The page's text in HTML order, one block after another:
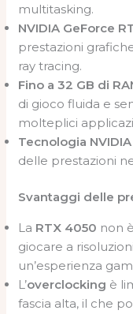
multitasking.
NVIDIA GeForce
prestazioni
ray tracing.
Fino a 32 GB di
di gioco fluida e
molteplici
Tecnologia NVIDIA
delle prestazioni
Svantaggi delle
La RTX 4050 non
giocare a
un’esperienza
L’overclocking è
fascia alta, il che